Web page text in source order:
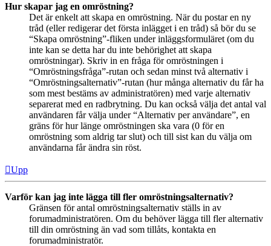
Hur skapar jag en omröstning?
Det är enkelt att skapa en omröstning. När du postar en ny
tråd (eller redigerar det första inlägget i en tråd) så bör du se
“Skapa omröstning”-fliken under inläggsformuläret (om du
inte kan se detta har du inte behörighet att skapa
omröstningar). Skriv in en fråga för omröstningen i
“Omröstningsfråga”-rutan och sedan minst två alternativ i
“Omröstningsalternativ”-rutan (hur många alternativ du får ha
som mest bestäms av administratören) med varje alternativ
separerat med en radbrytning. Du kan också välja det antal val
användaren får välja under “Alternativ per användare”, en
gräns för hur länge omröstningen ska vara (0 för en
omröstning som aldrig tar slut) och till sist kan du välja om
användarna får ändra sin röst.
Upp
Varför kan jag inte lägga till fler omröstningsalternativ?
Gränsen för antal omröstningsalternativ ställs in av
forumadministratören. Om du behöver lägga till fler alternativ
till din omröstning än vad som tillåts, kontakta en
forumadministratör.